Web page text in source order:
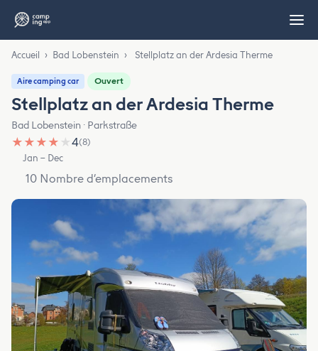
Accueil › Bad Lobenstein › Stellplatz an der Ardesia Therme
Aire camping car Ouvert
Stellplatz an der Ardesia Therme
Bad Lobenstein · Parkstraße
★ ★ ★ ★ ★4(8)
Jan – Dec
10 Nombre d’emplacements